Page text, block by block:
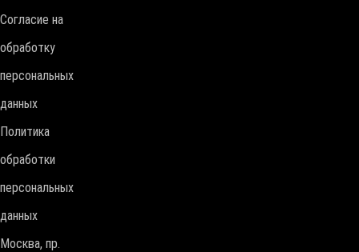
Согласие на
обработку
персональных
данных
Политика
обработки
персональных
данных
Москва, пр.